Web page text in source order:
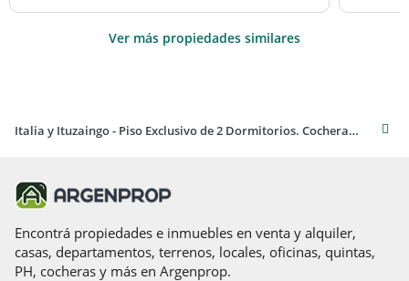
Ver más propiedades similares
Italia y Ituzaingo - Piso Exclusivo de 2 Dormitorios. Cochera disponible.
Encontrá propiedades e inmuebles en venta y alquiler,
casas, departamentos, terrenos, locales, oficinas, quintas,
PH, cocheras y más en Argenprop.